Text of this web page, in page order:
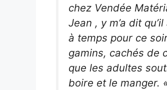
chez Vendée
Jean , y m’a dit
à temps pour ce
gamins, cachés de
que les adultes
boire et le manger.